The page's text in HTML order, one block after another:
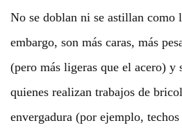
No se doblan ni se astillan como
embargo, son más caras, más
(pero más ligeras que el acero) y
quienes realizan trabajos de
envergadura (por ejemplo,